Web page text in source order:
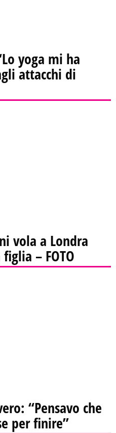
yoga mi ha
attacchi di
vola a Londra
– FOTO
“Pensavo che
per finire”